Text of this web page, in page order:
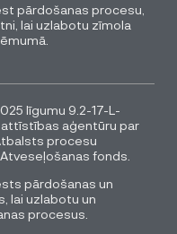
pārdošanas procesu,
lai uzlabotu zīmola
līgumu 9.2-17-L-
aģentūru par
procesu
fonds.
pārdošanas un
lai uzlabotu un
procesus.